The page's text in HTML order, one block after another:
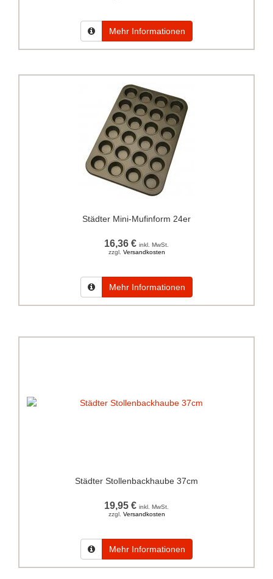
Mehr Informationen
Städter Mini-Mufinform 24er
16,36 € inkl. MwSt.
zzgl. Versandkosten
Mehr Informationen
Städter Stollenbackhaube 37cm
19,95 € inkl. MwSt.
zzgl. Versandkosten
Mehr Informationen